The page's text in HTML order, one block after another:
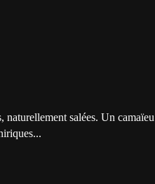
naturellement salées. Un